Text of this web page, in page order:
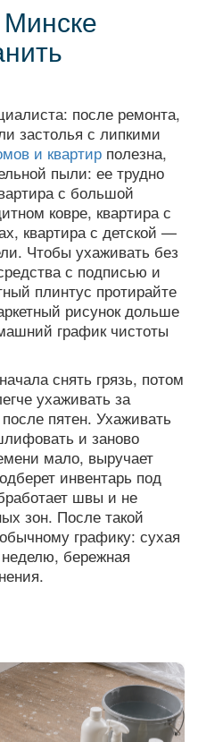
Минске
после ремонта,
застолья с липкими
и квартир полезна,
пыли: ее трудно
с большой
ковре, квартира с
квартира с детской —
Чтобы ухаживать без
с подписью и
плинтус протирайте
рисунок дольше
график чистоты
снять грязь, потом
ухаживать за
пятен. Ухаживать
и заново
мало, выручает
инвентарь под
швы и не
зон. После такой
графику: сухая
неделю, бережная